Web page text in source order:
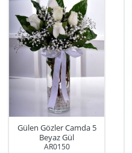
Gülen Gözler Camda 5
Beyaz Gül
AR0150